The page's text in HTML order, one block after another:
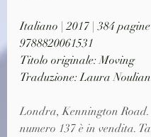
Italiano | 2017 | 384
9788820061531
Titolo originale: Moving
Traduzione: Laura Noulian
Londra, Kennington
numero 137 è in vendita.